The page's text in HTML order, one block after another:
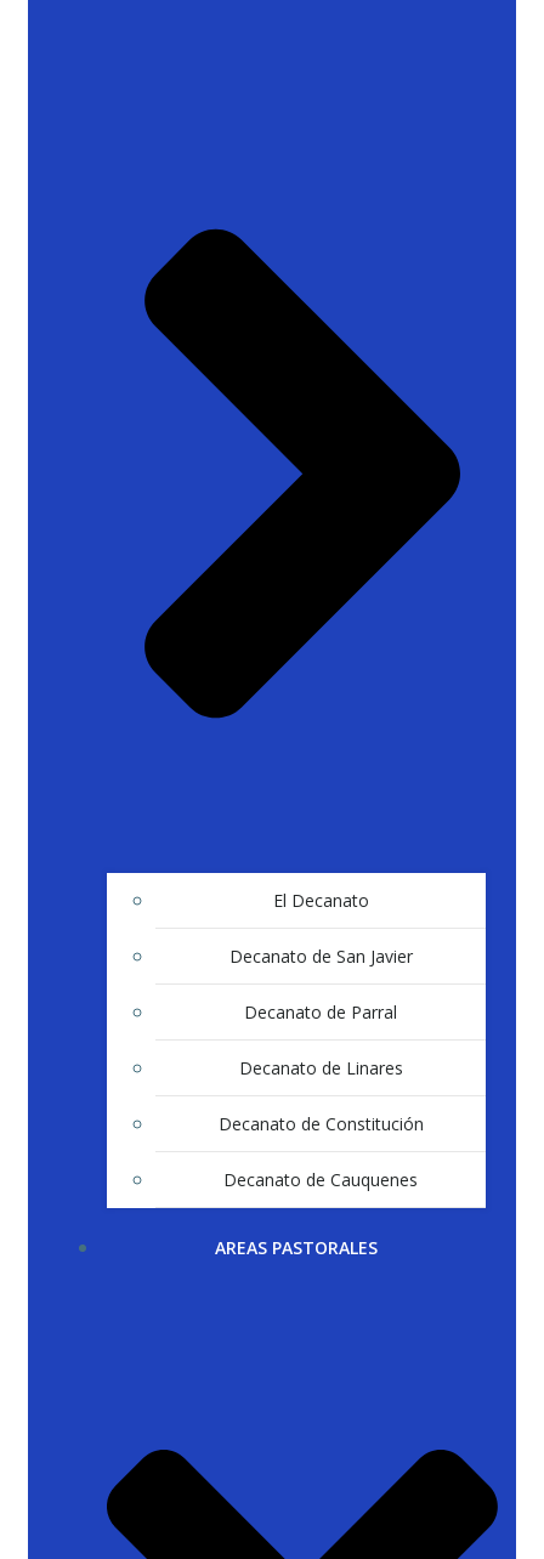
El Decanato
Decanato de San Javier
Decanato de Parral
Decanato de Linares
Decanato de Constitución
Decanato de Cauquenes
AREAS PASTORALES